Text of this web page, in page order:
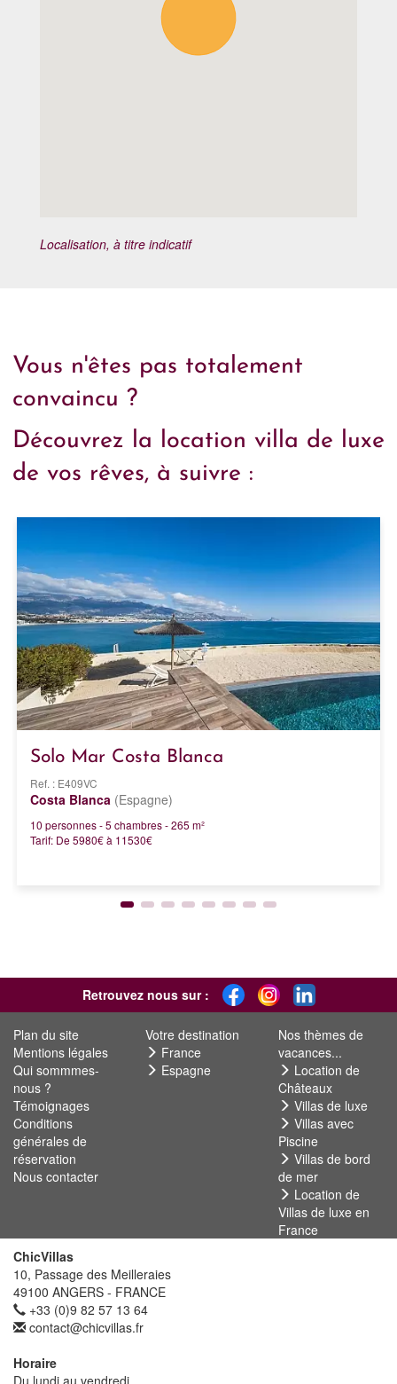
Localisation, à titre indicatif
Vous n'êtes pas totalement
convaincu ?
Découvrez la location villa de luxe
de vos rêves, à suivre :
Solo Mar Costa Blanca
Ref. : E409VC
Costa Blanca (Espagne)
10 personnes - 5 chambres - 265 m²
Tarif: De 5980€ à 11530€
Retrouvez nous sur :
Plan du site
Mentions légales
Qui sommmes-
nous ?
Témoignages
Conditions
générales de
réservation
Nous contacter
Votre destination
France
Espagne
Nos thèmes de
vacances...
Location de
Châteaux
Villas de luxe
Villas avec
Piscine
Villas de bord
de mer
Location de
Villas de luxe en
France
ChicVillas
10, Passage des Meilleraies
49100 ANGERS - FRANCE
+33 (0)9 82 57 13 64
contact@chicvillas.fr
Horaire
Du lundi au vendredi